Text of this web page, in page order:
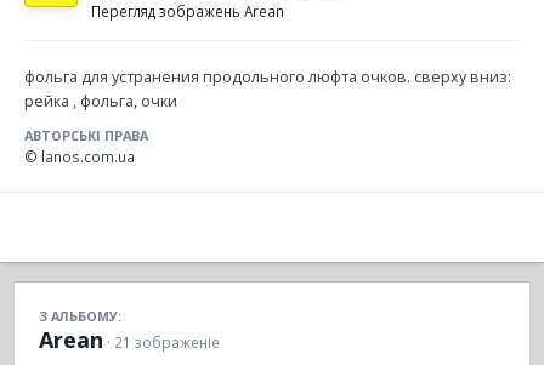
Перегляд зображень Arean
фольга для устранения продольного люфта очков. сверху вниз:
рейка , фольга, очки
АВТОРСЬКІ ПРАВА
© lanos.com.ua
З АЛЬБОМУ:
Arean · 21 зображеніе